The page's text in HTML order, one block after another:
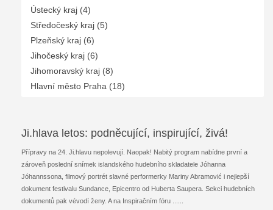
Ústecký kraj (4)
Středočeský kraj (5)
Plzeňský kraj (6)
Jihočeský kraj (6)
Jihomoravský kraj (8)
Hlavní město Praha (18)
Ji.hlava letos: podněcující, inspirující, živá!
Přípravy na 24. Ji.hlavu nepolevují. Naopak! Nabitý program nabídne první a
zároveň poslední snímek islandského hudebního skladatele Jóhanna
Jóhannssona, filmový portrét slavné performerky Mariny Abramović i nejlepší
dokument festivalu Sundance, Epicentro od Huberta Saupera. Sekci hudebních
dokumentů pak vévodí ženy. A na Inspiračním fóru ...